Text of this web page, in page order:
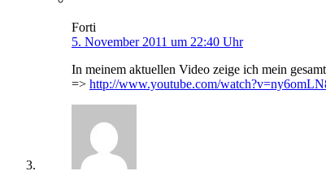
Forti
5. November 2011 um 22:40 Uhr
In meinem aktuellen Video zeige ich mein
=> http://www.youtube.com/